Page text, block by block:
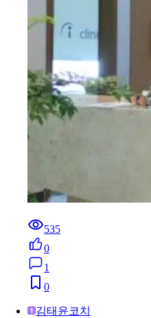
535
0
1
0
김태윤코치